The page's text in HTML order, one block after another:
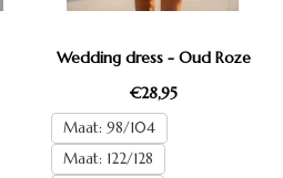
Wedding dress - Oud Roze
€28,95
Maat: 98/104
Maat: 122/128